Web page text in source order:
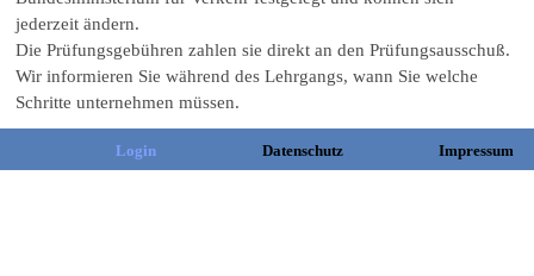
jederzeit ändern.
Die Prüfungsgebühren zahlen sie direkt an den Prüfungsausschuß.
Wir informieren Sie während des Lehrgangs, wann Sie welche
Schritte unternehmen müssen.
Login Datenschutz Impressum